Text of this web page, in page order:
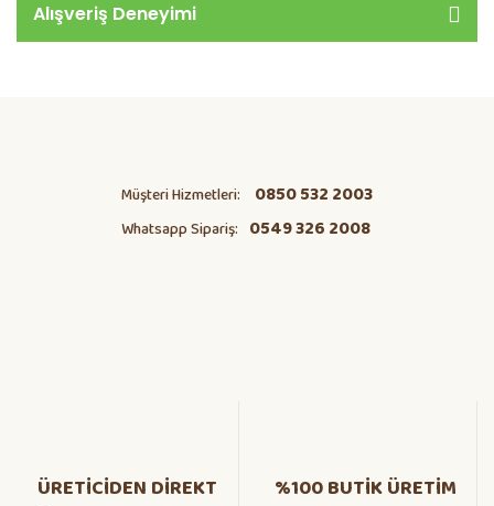
Alışveriş Deneyimi
Müşteri Hizmetleri: 0850 532 2003
Whatsapp Sipariş: 0549 326 2008
ÜRETİCİDEN DİREKT %100 BUTİK ÜRETİM